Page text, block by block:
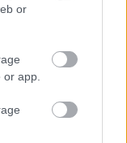
or
app.
τα παιδιά με